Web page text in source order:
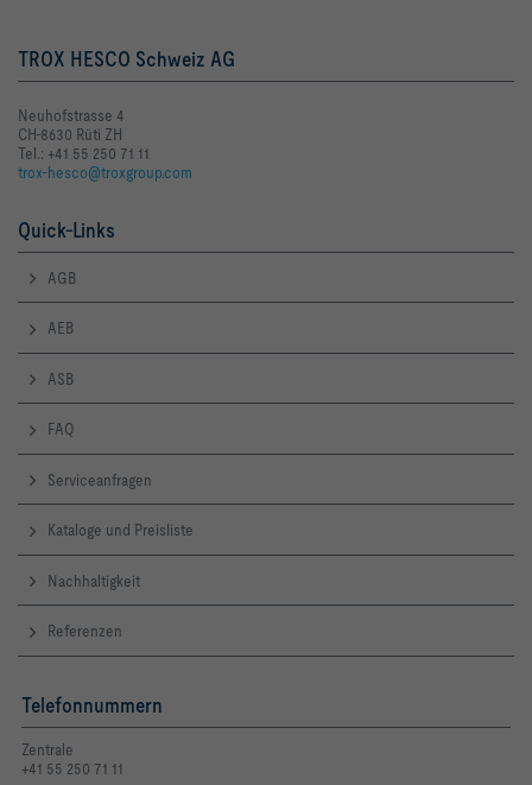
TROX HESCO Schweiz AG
Neuhofstrasse 4
CH-8630 Rüti ZH
Tel.: +41 55 250 71 11
trox-hesco@troxgroup.com
Quick-Links
AGB
AEB
ASB
FAQ
Serviceanfragen
Kataloge und Preisliste
Nachhaltigkeit
Referenzen
Telefonnummern
Zentrale
+41 55 250 71 11